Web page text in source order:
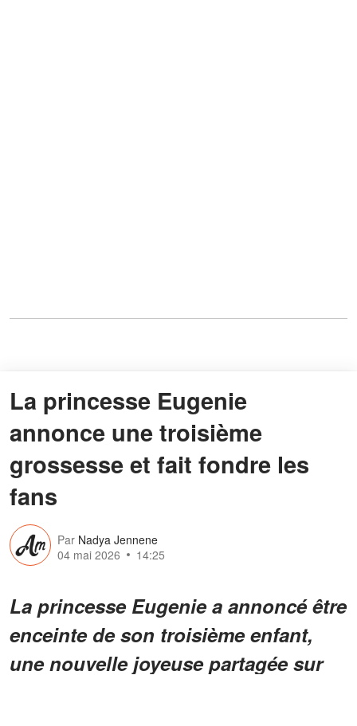
La princesse Eugenie
annonce une troisième
grossesse et fait fondre les
fans
Par Nadya Jennene
04 mai 2026
14:25
La princesse Eugenie a annoncé être
enceinte de son troisième enfant,
une nouvelle joyeuse partagée sur